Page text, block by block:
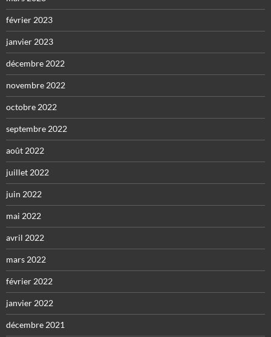
février 2023
janvier 2023
décembre 2022
novembre 2022
octobre 2022
septembre 2022
août 2022
juillet 2022
juin 2022
mai 2022
avril 2022
mars 2022
février 2022
janvier 2022
décembre 2021